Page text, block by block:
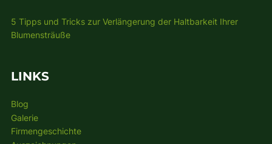
5 Tipps und Tricks zur Verlängerung der Haltbarkeit Ihrer
Blumensträuße
LINKS
Blog
Galerie
Firmengeschichte